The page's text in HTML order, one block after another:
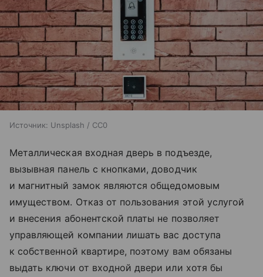
Источник: Unsplash / CC0
Металлическая входная дверь в подъезде,
вызывная панель с кнопками, доводчик
и магнитный замок являются общедомовым
имуществом. Отказ от пользования этой услугой
и внесения абонентской платы не позволяет
управляющей компании лишать вас доступа
к собственной квартире, поэтому вам обязаны
выдать ключи от входной двери или хотя бы